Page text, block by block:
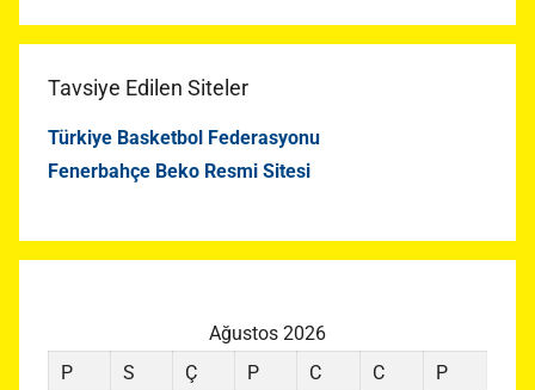
Tavsiye Edilen Siteler
Türkiye Basketbol Federasyonu
Fenerbahçe Beko Resmi Sitesi
Ağustos 2026
P
S Ç P C C
P